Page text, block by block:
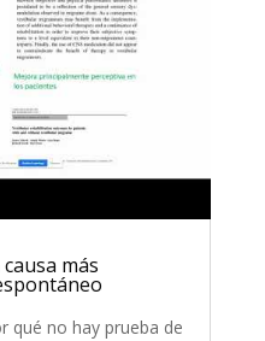
más
qué no hay prueba de